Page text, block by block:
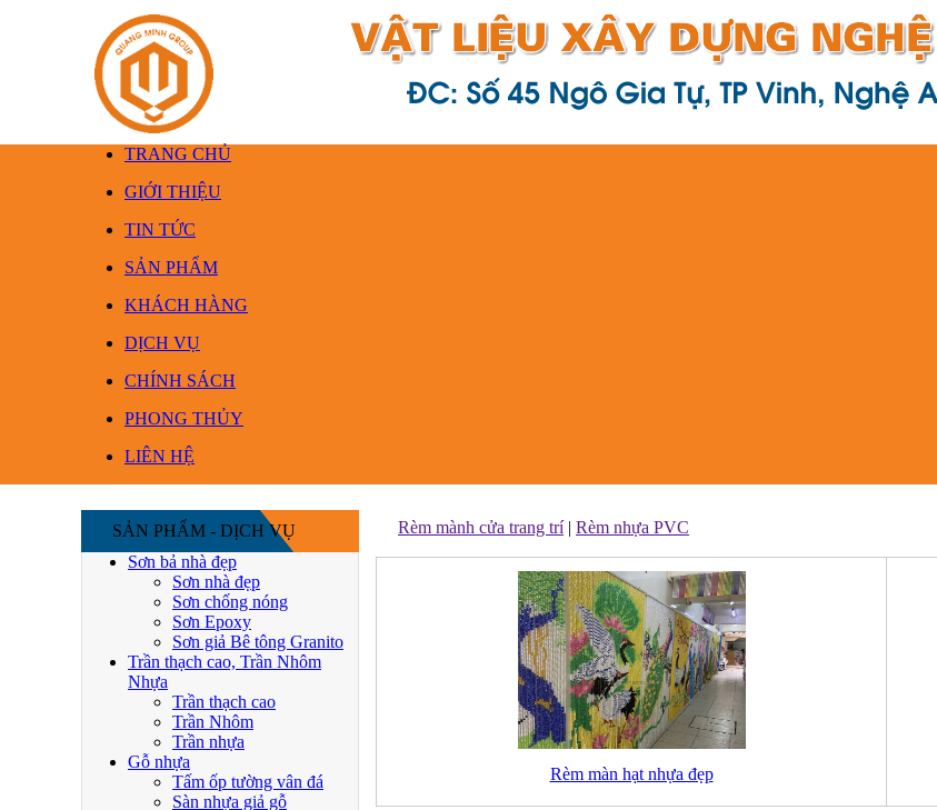
TRANG CHỦ
GIỚI THIỆU
TIN TỨC
SẢN PHẨM
KHÁCH HÀNG
DỊCH VỤ
CHÍNH SÁCH
PHONG THỦY
LIÊN HỆ
SẢN PHẨM - DỊCH VỤ
Sơn bả nhà đẹp
Sơn nhà đẹp
Sơn chống nóng
Sơn Epoxy
Sơn giả Bê tông Granito
Trần thạch cao, Trần Nhôm
Nhựa
Trần thạch cao
Trần Nhôm
Trần nhựa
Gỗ nhựa
Tấm ốp tường vân đá
Sàn nhựa giả gỗ
Rèm mành cửa trang trí| Rèm nhựa PVC
Rèm màn hạt nhựa đẹp